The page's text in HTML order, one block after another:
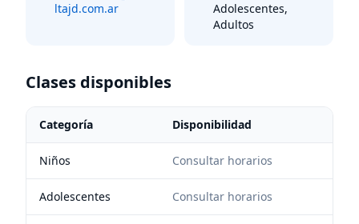
ltajd.com.ar
Adolescentes,
Adultos
Clases disponibles
Categoría Disponibilidad
Niños Consultar horarios
Adolescentes Consultar horarios